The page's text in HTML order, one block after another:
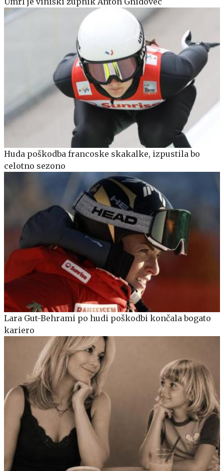
Huda poškodba francoske skakalke, izpustila bo
celotno sezono
Lara Gut-Behrami po hudi poškodbi končala bogato
kariero